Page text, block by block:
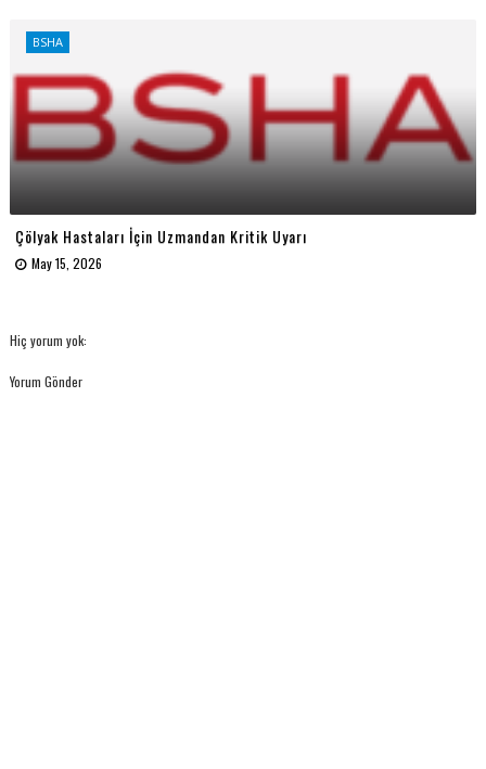
BSHA
Çölyak Hastaları İçin Uzmandan Kritik Uyarı
May 15, 2026
Hiç yorum yok:
Yorum Gönder